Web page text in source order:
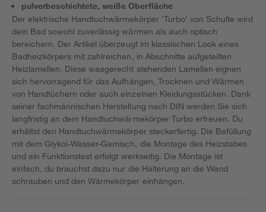
pulverbeschichtete, weiße Oberfläche
Der elektrische Handtuchwärmekörper 'Turbo' von Schulte wird
dein Bad sowohl zuverlässig wärmen als auch optisch
bereichern. Der Artikel überzeugt im klassischen Look eines
Badheizkörpers mit zahlreichen, in Abschnitte aufgeteilten
Heizlamellen. Diese waagerecht stehenden Lamellen eignen
sich hervorragend für das Aufhängen, Trocknen und Wärmen
von Handtüchern oder auch einzelnen Kleidungsstücken. Dank
seiner fachmännischen Herstellung nach DIN werden Sie sich
langfristig an dem Handtuchwärmekörper Turbo erfreuen. Du
erhältst den Handtuchwärmekörper steckerfertig. Die Befüllung
mit dem Glykol-Wasser-Gemisch, die Montage des Heizstabes
und ein Funktionstest erfolgt werkseitig. Die Montage ist
einfach, du brauchst dazu nur die Halterung an die Wand
schrauben und den Wärmekörper einhängen.